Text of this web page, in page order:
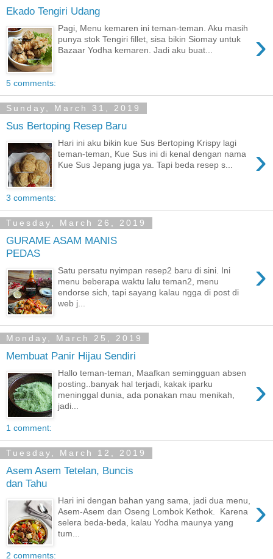
Ekado Tengiri Udang
›
Pagi, Menu kemaren ini teman-teman. Aku masih
punya stok Tengiri fillet, sisa bikin Siomay untuk
Bazaar Yodha kemaren. Jadi aku buat...
5 comments:
Sunday, March 31, 2019
Sus Bertoping Resep Baru
›
Hari ini aku bikin kue Sus Bertoping Krispy lagi
teman-teman, Kue Sus ini di kenal dengan nama
Kue Sus Jepang juga ya. Tapi beda resep s...
3 comments:
Tuesday, March 26, 2019
GURAME ASAM MANIS
PEDAS
›
Satu persatu nyimpan resep2 baru di sini. Ini
menu beberapa waktu lalu teman2, menu
endorse sich, tapi sayang kalau ngga di post di
web j...
Monday, March 25, 2019
Membuat Panir Hijau Sendiri
›
Hallo teman-teman, Maafkan semingguan absen
posting..banyak hal terjadi, kakak iparku
meninggal dunia, ada ponakan mau menikah,
jadi...
1 comment:
Tuesday, March 12, 2019
Asem Asem Tetelan, Buncis
dan Tahu
›
Hari ini dengan bahan yang sama, jadi dua menu,
Asem-Asem dan Oseng Lombok Kethok. Karena
selera beda-beda, kalau Yodha maunya yang
tum...
2 comments: